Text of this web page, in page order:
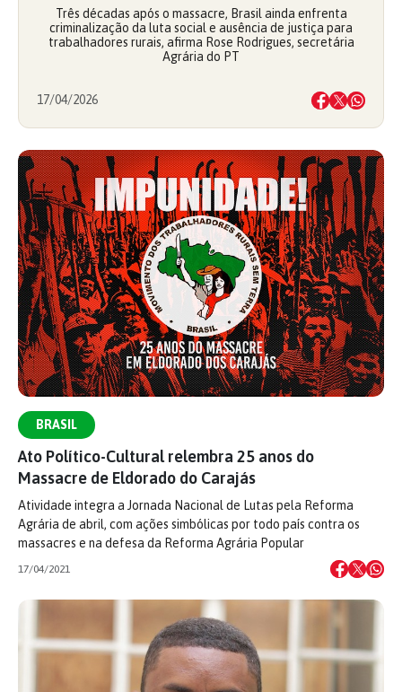
Três décadas após o massacre, Brasil ainda enfrenta
criminalização da luta social e ausência de justiça para
trabalhadores rurais, afirma Rose Rodrigues, secretária
Agrária do PT
17/04/2026
BRASIL
Ato Político-Cultural relembra 25 anos do
Massacre de Eldorado do Carajás
Atividade integra a Jornada Nacional de Lutas pela Reforma
Agrária de abril, com ações simbólicas por todo país contra os
massacres e na defesa da Reforma Agrária Popular
17/04/2021